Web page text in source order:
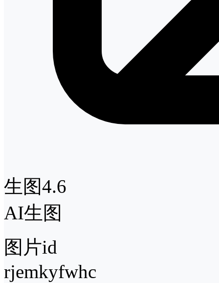
生图4.6
AI生图
图片id
rjemkyfwhc